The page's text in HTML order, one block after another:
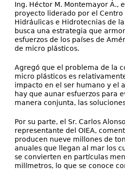
Ing. Héctor M. Montemayor Á.,
proyecto liderado por el
Hidráulicas e Hidrotecnias de la
busca una estrategia que
esfuerzos de los países de
de micro plásticos.
Agregó que el problema de la
micro plásticos es
impacto en el ser humano y el
hay que aunar esfuerzos para
manera conjunta, las
Por su parte, el Sr. Carlos
representante del OIEA,
producen nueve millones de
anuales que llegan al mar los
se convierten en partículas
milímetros, lo que se conoce